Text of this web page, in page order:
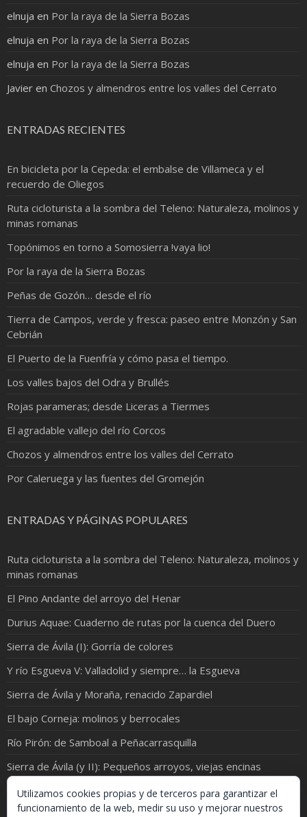
elnuja en Por la raya de la Sierra Bozas
elnuja en Por la raya de la Sierra Bozas
elnuja en Por la raya de la Sierra Bozas
Javier en Chozos y almendros entre los valles del Cerrato
ENTRADAS RECIENTES
En bicicleta por la Cepeda: el embalse de Villameca y el
recuerdo de Oliegos
Ruta cicloturista a la sombra del Teleno: Naturaleza, molinos y
minas romanas
Topónimos en torno a Somosierra !vaya lio!
Por la raya de la Sierra Bozas
Peñas de Gozón… desde el río
Tierra de Campos, verde y fresca: paseo entre Monzón y San
Cebrián
El Puerto de la Fuenfría y cómo pasa el tiempo.
Los valles bajos del Odra y Brullés
Rojas parameras; desde Liceras a Tiermes
El agradable vallejo del río Corcos
Chozos y almendros entre los valles del Cerrato
Por Caleruega y las fuentes del Gromejón
ENTRADAS Y PÁGINAS POPULARES
Ruta cicloturista a la sombra del Teleno: Naturaleza, molinos y
minas romanas
El Pino Andante del arroyo del Henar
Durius Aquae: Cuaderno de rutas por la cuenca del Duero
Sierra de Ávila (I): Gorría de colores
Y río Esgueva V: Valladolid y siempre… la Esgueva
Sierra de Ávila y Moraña, renacido Zapardiel
El bajo Corneja: molinos y berrocales
Río Pirón: de Samboal a Peñacarrasquilla
Sierra de Ávila (y II): Pequeños arroyos, viejas encinas
Por el río Luna, ¡que está en Babia!
Utilizamos cookies propias y de terceros para garantizar el
funcionamiento de la web, medir su uso y mejorar nuestros